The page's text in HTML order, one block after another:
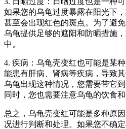
如果您的乌龟过度暴露在阳光下
甚至会出现红色的斑点。为了避
乌龟提供足够的遮阳和防晒措施
中。
4. 疾病：乌龟壳变红也可能是某
能患有肝病、肾病等疾病，导致
乌龟出现这种情况，您需要带它
同时，您也需要注意乌龟的饮食
总之，乌龟壳变红可能是多种原
况进行判断和处理。如果您不确